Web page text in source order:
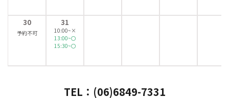
30
予約不可
31
10:00~×
13:00~〇
15:30~〇
TEL：(06)6849-7331